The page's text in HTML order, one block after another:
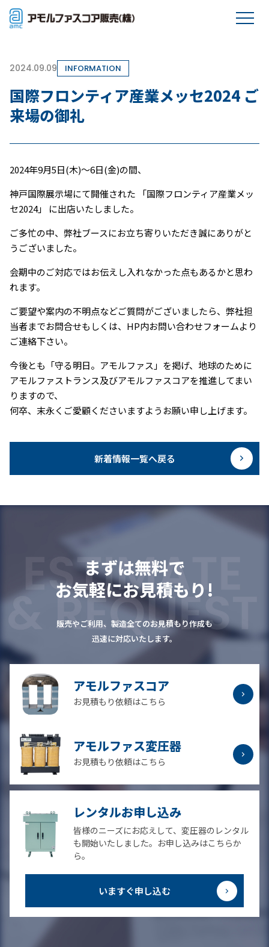
2024.09.09 INFORMATION
国際フロンティア産業メッセ2024 ご
来場の御礼
2024年9月5日(木)～6日(金)の間、
神戸国際展示場にて開催された 「国際フロンティア産業メッ
セ2024」 に出店いたしました。
ご多忙の中、弊社ブースにお立ち寄りいただき誠にありがと
うございました。
会期中のご対応ではお伝えし入れなかった点もあるかと思わ
れます。
ご要望や案内の不明点などご質問がございましたら、弊社担
当者までお問合せもしくは、HP内お問い合わせフォームより
ご連絡下さい。
今後とも「守る明日。アモルファス」を掲げ、地球のために
アモルファストランス及びアモルファスコアを推進してまい
りますので、
何卒、末永くご愛顧くださいますようお願い申し上げます。
新着情報一覧へ戻る
まずは無料で
お気軽にお見積もり!
販売やご利用、製造全てのお見積もり作成も
迅速に対応いたします。
アモルファスコア
お見積もり依頼はこちら
アモルファス変圧器
お見積もり依頼はこちら
レンタルお申し込み
皆様のニーズにお応えして、変圧器のレンタル
も開始いたしました。お申し込みはこちらか
ら。
いますぐ申し込む